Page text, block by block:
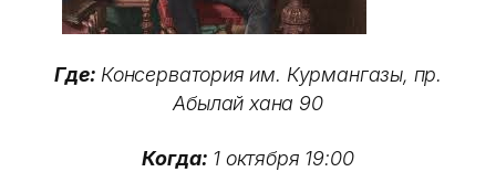
Где: Консерватория им. Курмангазы, пр.
Абылай хана 90
Когда: 1 октября 19:00